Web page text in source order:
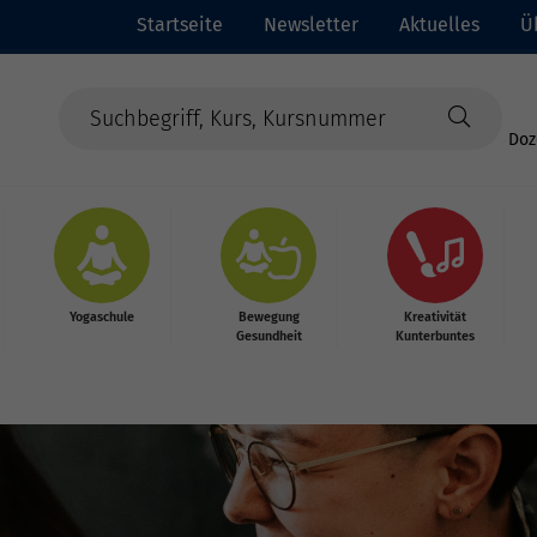
Startseite Newsletter Aktuelles
Yogaschule
Bewegung
Gesundheit
Kreativität
Kunterbuntes